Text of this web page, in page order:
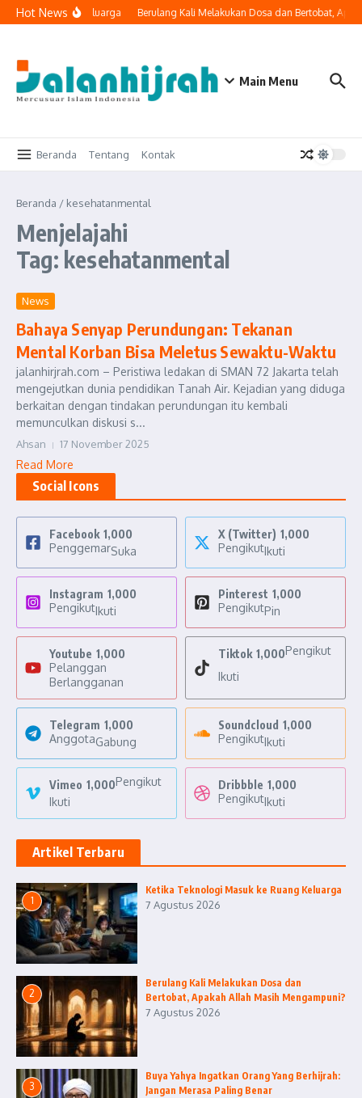
Lewati ke konten
Hot News
ke Ruang Keluarga Berulang Kali Melakukan Dosa dan Bertobat,
Main Menu
Beranda Tentang Kontak
Beranda / kesehatanmental
Menjelajahi
Tag: kesehatanmental
News
Bahaya Senyap Perundungan: Tekanan
Mental Korban Bisa Meletus Sewaktu-Waktu
jalanhirjrah.com – Peristiwa ledakan di SMAN 72 Jakarta telah
mengejutkan dunia pendidikan Tanah Air. Kejadian yang diduga
berkaitan dengan tindakan perundungan itu kembali
memunculkan diskusi s...
Ahsan 17 November 2025
Read More
Social Icons
Facebook 1,000
PenggemarSuka
X (Twitter) 1,000
PengikutIkuti
Instagram 1,000
PengikutIkuti
Pinterest 1,000
PengikutPin
Youtube 1,000
Pelanggan
Berlangganan
Tiktok 1,000Pengikut
Ikuti
Telegram 1,000
AnggotaGabung
Soundcloud 1,000
PengikutIkuti
Vimeo 1,000Pengikut
Ikuti
Dribbble 1,000
PengikutIkuti
Artikel Terbaru
1
Ketika Teknologi Masuk ke Ruang Keluarga
7 Agustus 2026
2
Berulang Kali Melakukan Dosa dan
Bertobat, Apakah Allah Masih Mengampuni?
7 Agustus 2026
3
Buya Yahya Ingatkan Orang Yang Berhijrah:
Jangan Merasa Paling Benar